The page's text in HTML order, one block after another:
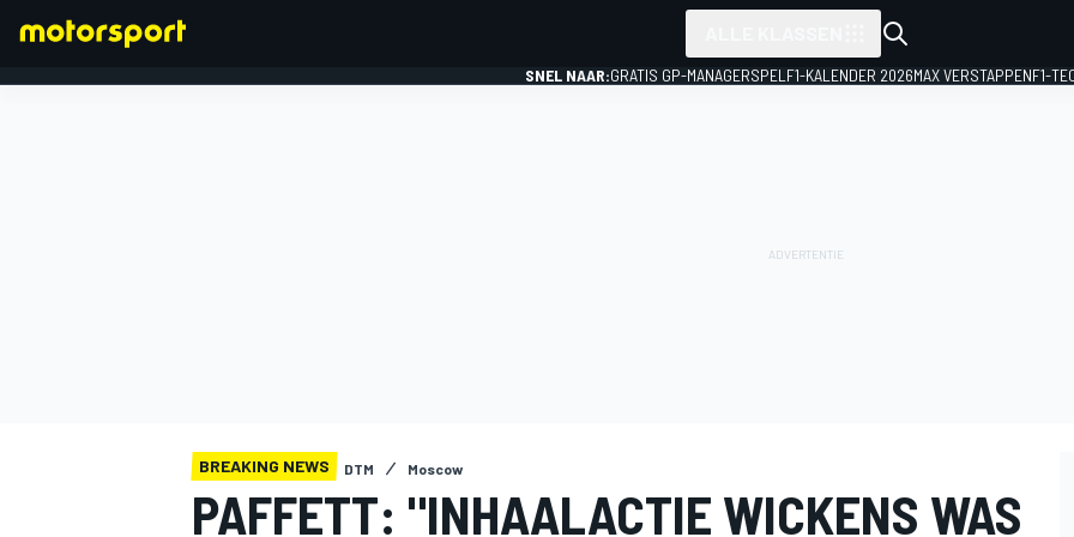
SNEL NAAR:GRATIS GP-MANAGERSPEL F1-KALENDER 2026MAX VERSTAPPENF1-
BREAKING NEWS DTM Moscow
PAFFETT: "INHAALACTIE WICKENS WAS